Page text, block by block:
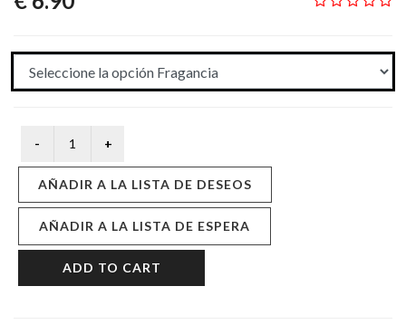
AÑADIR A LA LISTA DE DESEOS
AÑADIR A LA LISTA DE ESPERA
ADD TO CART